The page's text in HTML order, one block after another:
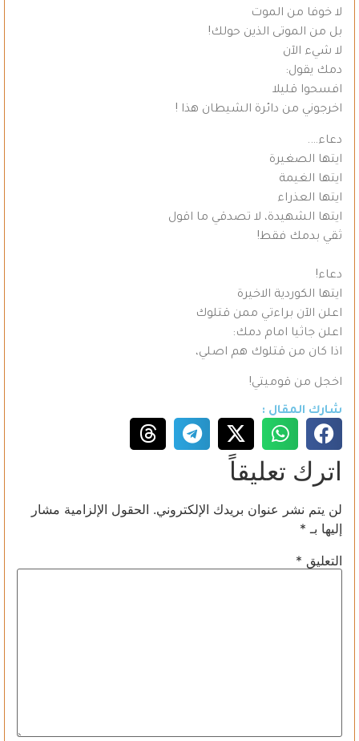
لا خوفا من الموت
بل من الموتى الذين حولك!
لا شيء الآن
دمك يقول:
افسحوا قليلا
اخرجوني من دائرة الشيطان هذا !
دعاء….
ايتها الصغيرة
ايتها الغيمة
ايتها العذراء
ايتها الشهيدة، لا تصدقي ما اقول
ثقي بدمك فقط!
دعاء!
ايتها الكوردية الاخيرة
اعلن الآن براءتي ممن قتلوك
اعلن جاثيا امام دمك:
اذا كان من قتلوك هم اصلي،
اخجل من قوميتي!
شارك المقال :
اترك تعليقاً
لن يتم نشر عنوان بريدك الإلكتروني. الحقول الإلزامية مشار
إليها بـ *
التعليق *